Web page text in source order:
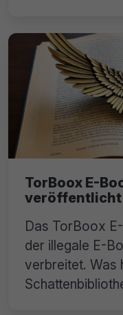
TorBoox E-
veröffentlicht
Das TorBoox
der illegale E-
verbreitet. Was